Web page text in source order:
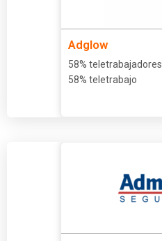
Adglow
58% teletrabajadores
58% teletrabajo